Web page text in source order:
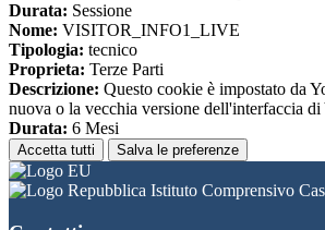
Durata: Sessione
Nome: VISITOR_INFO1_LIVE
Tipologia: tecnico
Proprieta: Terze Parti
Descrizione: Questo cookie è impostato da
nuova o la vecchia versione dell'interfaccia di
Durata: 6 Mesi
Accetta tutti Salva le preferenze
Istituto Comprensivo